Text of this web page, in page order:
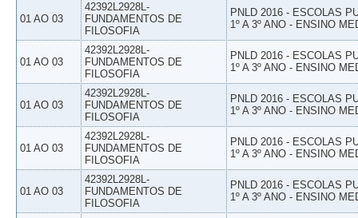
01 AO 03
42392L2928L-
FUNDAMENTOS DE
FILOSOFIA
PNLD 2016 - ESCOLAS
1º A 3º ANO - ENSINO
01 AO 03
42392L2928L-
FUNDAMENTOS DE
FILOSOFIA
PNLD 2016 - ESCOLAS
1º A 3º ANO - ENSINO
01 AO 03
42392L2928L-
FUNDAMENTOS DE
FILOSOFIA
PNLD 2016 - ESCOLAS
1º A 3º ANO - ENSINO
01 AO 03
42392L2928L-
FUNDAMENTOS DE
FILOSOFIA
PNLD 2016 - ESCOLAS
1º A 3º ANO - ENSINO
01 AO 03
42392L2928L-
FUNDAMENTOS DE
FILOSOFIA
PNLD 2016 - ESCOLAS
1º A 3º ANO - ENSINO